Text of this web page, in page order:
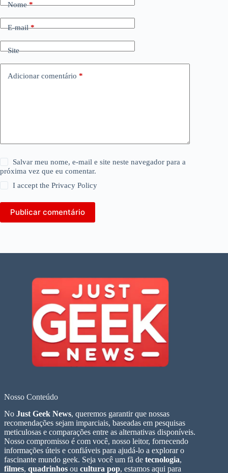
Nome*
E-mail*
Site
Adicionar comentário *
Salvar meu nome, e-mail e site neste navegador para a
próxima vez que eu comentar.
I accept thePrivacy Policy
Publicar comentário
Nosso Conteúdo
No Just Geek News, queremos garantir que nossas
recomendações sejam imparciais, baseadas em pesquisas
meticulosas e comparações entre as alternativas disponíveis.
Nosso compromisso é com você, nosso leitor, fornecendo
informações úteis e confiáveis para ajudá-lo a explorar o
fascinante mundo geek. Seja você um fã de tecnologia,
filmes, quadrinhos ou cultura pop, estamos aqui para